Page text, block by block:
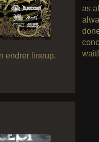
endrer lineup.
as